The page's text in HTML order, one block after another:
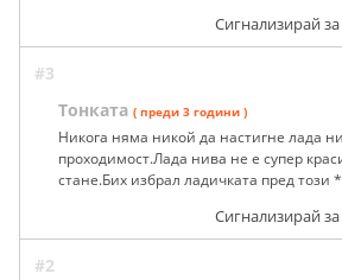
Сигнализирай
#3
Тонката ( преди 3 години )
Никога няма никой да настигне лада
проходимост.Лада нива не е супер
стане.Бих избрал ладичката пред този
Сигнализирай
#2